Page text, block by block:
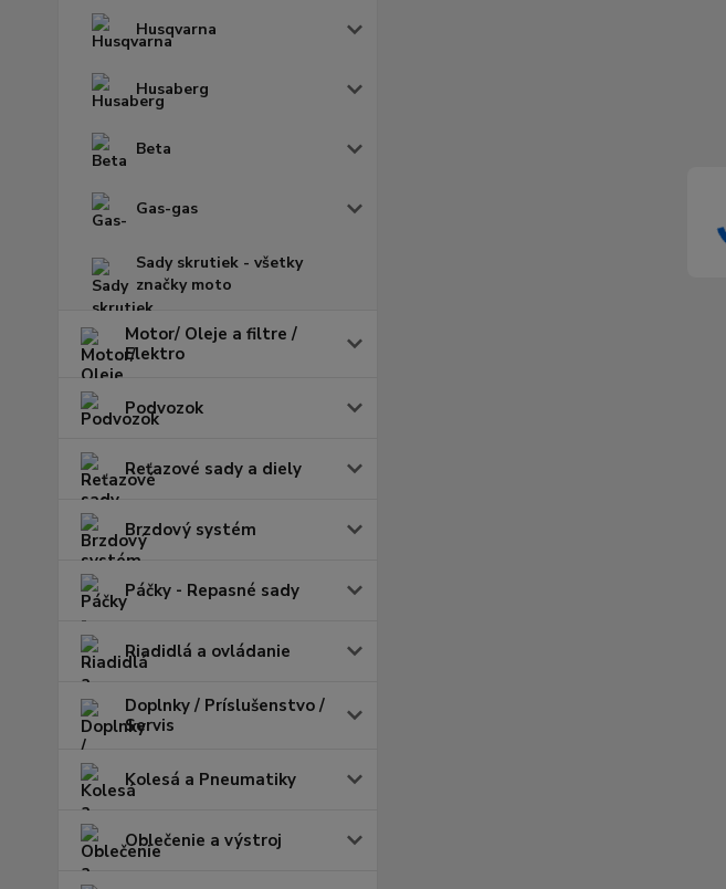
Husqvarna
Husaberg
Beta
Gas-gas
Sady skrutiek - všetky
značky moto
Motor/ Oleje a filtre /
Elektro
Podvozok
Reťazové sady a diely
Brzdový systém
Páčky - Repasné sady
Riadidlá a ovládanie
Doplnky / Príslušenstvo /
Servis
Kolesá a Pneumatiky
Oblečenie a výstroj